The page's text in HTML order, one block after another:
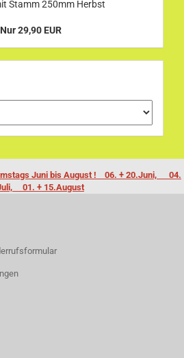
Stamm 250mm Herbst
Nur 29,90 EUR
Juni bis August ! 06. + 20.Juni, 04.
01. + 15.August